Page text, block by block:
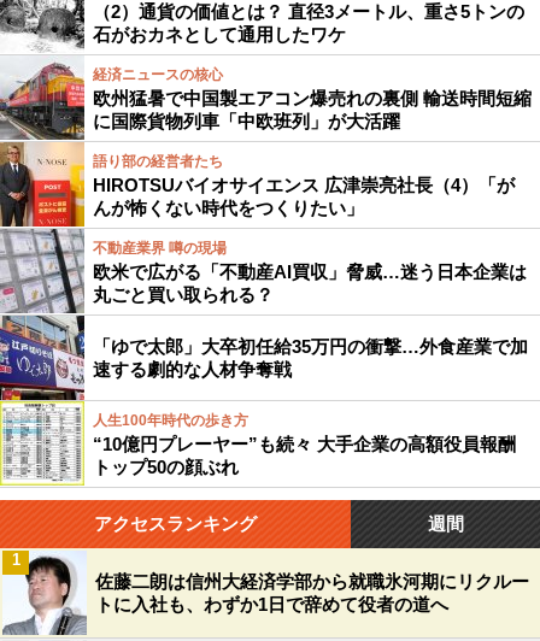
（2）通貨の価値とは？ 直径3メートル、重さ5トンの
石がおカネとして通用したワケ
経済ニュースの核心
欧州猛暑で中国製エアコン爆売れの裏側 輸送時間短縮
に国際貨物列車「中欧班列」が大活躍
語り部の経営者たち
HIROTSUバイオサイエンス 広津崇亮社長（4）「が
んが怖くない時代をつくりたい」
不動産業界 噂の現場
欧米で広がる「不動産AI買収」脅威…迷う日本企業は
丸ごと買い取られる？
「ゆで太郎」大卒初任給35万円の衝撃…外食産業で加
速する劇的な人材争奪戦
人生100年時代の歩き方
“10億円プレーヤー”も続々 大手企業の高額役員報酬
トップ50の顔ぶれ
アクセスランキング 週間
佐藤二朗は信州大経済学部から就職氷河期にリクルー
トに入社も、わずか1日で辞めて役者の道へ
1